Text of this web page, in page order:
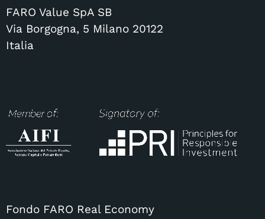
FARO Value SpA SB
Via Borgogna, 5 Milano 20122
Italia
Fondo FARO Real Economy